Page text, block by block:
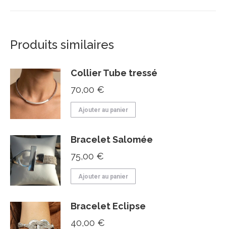
Produits similaires
Collier Tube tressé
70,00 €
Ajouter au panier
Bracelet Salomée
75,00 €
Ajouter au panier
Bracelet Eclipse
40,00 €